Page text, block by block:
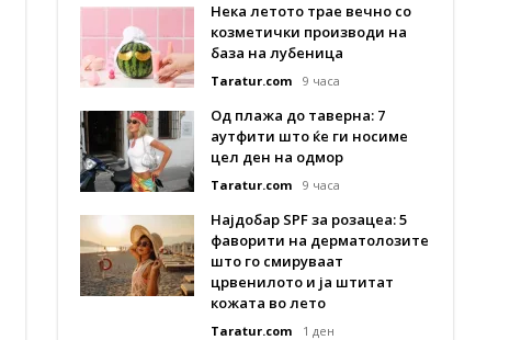
Нека летото трае вечно со
козметички производи на
база на лубеница
Taratur.com 9 часа
Од плажа до таверна: 7
аутфити што ќе ги носиме
цел ден на одмор
Taratur.com 9 часа
Најдобар SPF за розацеа: 5
фаворити на дерматолозите
што го смируваат
црвенилото и ја штитат
кожата во лето
Taratur.com 1 ден